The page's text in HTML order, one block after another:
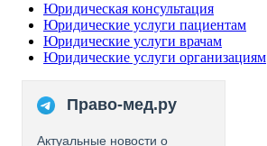
Юридическая консультация
Юридические услуги пациентам
Юридические услуги врачам
Юридические услуги организациям
Право-мед.ру
Актуальные новости о